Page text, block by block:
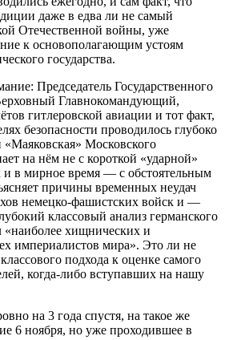
даже в едва ли не самый
Отечественной войны, уже
к основополагающим устоям
государства.
Председатель Государственного
Главнокомандующий,
гитлеровской авиации и тот факт,
безопасности проводилось глубоко
Московского
на нём не с короткой «ударной»
в мирное время — с обстоятельным
причины временных неудач
немецко-фашистских войск и —
классовый анализ германского
«наиболее хищнических и
империалистов мира». Это ли не
подхода к оценке самого
когда-либо вступавших на нашу
на 3 года спустя, на такое же
6 ноября, но уже проходившее в